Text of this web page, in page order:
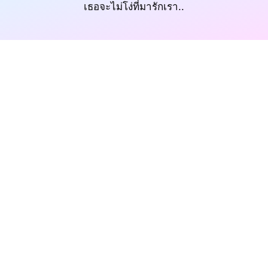
เธอจะไม่โง่ที่มารักเรา..